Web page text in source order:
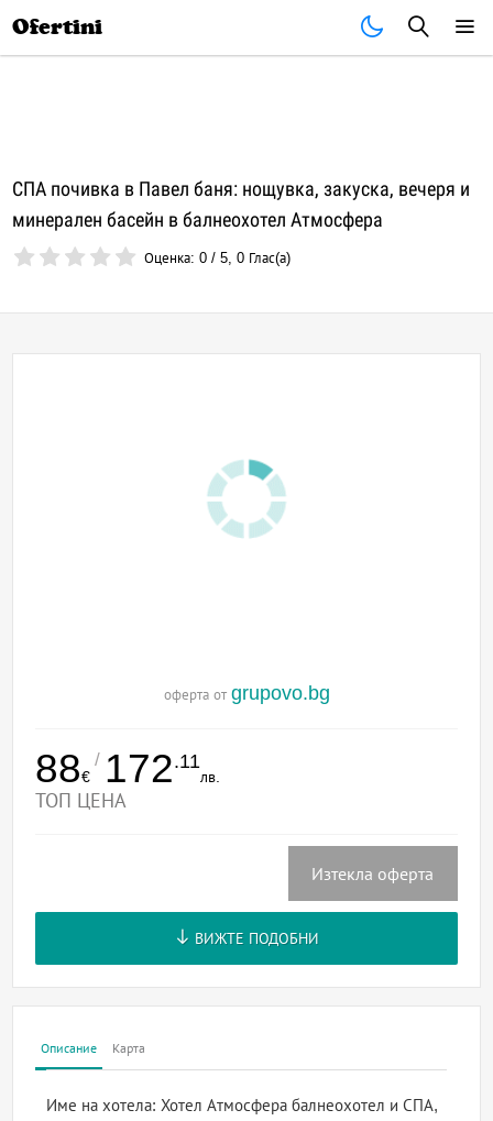
Ofertini
СПА почивка в Павел баня: нощувка, закуска, вечеря и
минерален басейн в балнеохотел Атмосфера
Оценка:0 /5,0 Глас(а)
оферта от grupovo.bg
88€
/ 172.11
лв.
ТОП ЦЕНА
Изтекла оферта
ВИЖТЕ ПОДОБНИ
Описание Карта
Име на хотела: Хотел Атмосфера балнеохотел и СПА,